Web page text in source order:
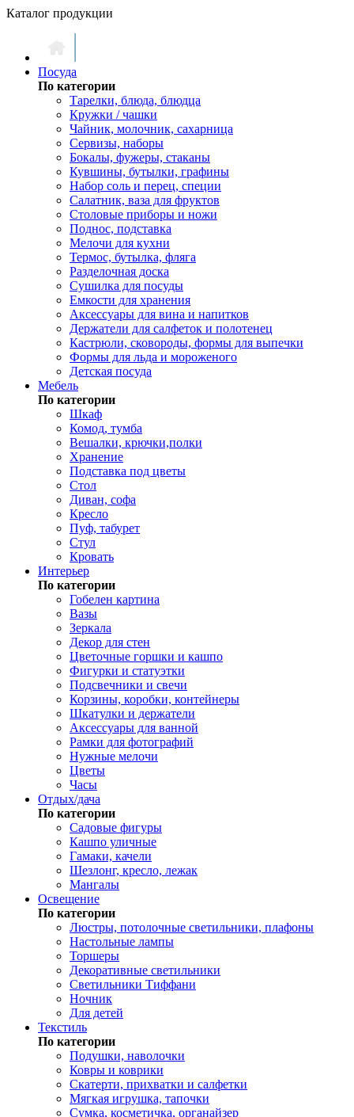
Каталог продукции
Посуда
По категории
Тарелки, блюда, блюдца
Кружки / чашки
Чайник, молочник, сахарница
Сервизы, наборы
Бокалы, фужеры, стаканы
Кувшины, бутылки, графины
Набор соль и перец, специи
Салатник, ваза для фруктов
Столовые приборы и ножи
Поднос, подставка
Мелочи для кухни
Термос, бутылка, фляга
Разделочная доска
Сушилка для посуды
Емкости для хранения
Аксессуары для вина и напитков
Держатели для салфеток и полотенец
Кастрюли, сковороды, формы для выпечки
Формы для льда и мороженого
Детская посуда
Мебель
По категории
Шкаф
Комод, тумба
Вешалки, крючки,полки
Хранение
Подставка под цветы
Стол
Диван, софа
Кресло
Пуф, табурет
Стул
Кровать
Интерьер
По категории
Гобелен картина
Вазы
Зеркала
Декор для стен
Цветочные горшки и кашпо
Фигурки и статуэтки
Подсвечники и свечи
Корзины, коробки, контейнеры
Шкатулки и держатели
Аксессуары для ванной
Рамки для фотографий
Нужные мелочи
Цветы
Часы
Отдых/дача
По категории
Садовые фигуры
Кашпо уличные
Гамаки, качели
Шезлонг, кресло, лежак
Мангалы
Освещение
По категории
Люстры, потолочные светильники, плафоны
Настольные лампы
Торшеры
Декоративные светильники
Светильники Тиффани
Ночник
Для детей
Текстиль
По категории
Подушки, наволочки
Ковры и коврики
Скатерти, прихватки и салфетки
Мягкая игрушка, тапочки
Сумка, косметичка, органайзер